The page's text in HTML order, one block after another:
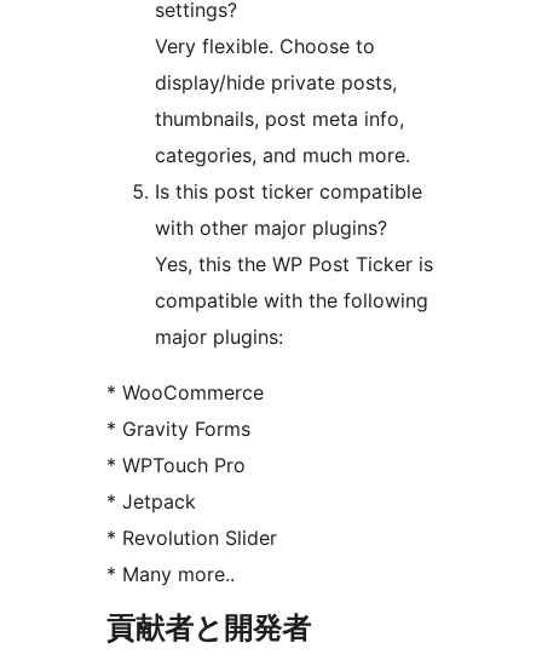
settings?
Very flexible. Choose to
display/hide private posts,
thumbnails, post meta info,
categories, and much more.
Is this post ticker compatible
with other major plugins?
Yes, this the WP Post Ticker is
compatible with the following
major plugins:
* WooCommerce
* Gravity Forms
* WPTouch Pro
* Jetpack
* Revolution Slider
* Many more..
貢献者と開発者